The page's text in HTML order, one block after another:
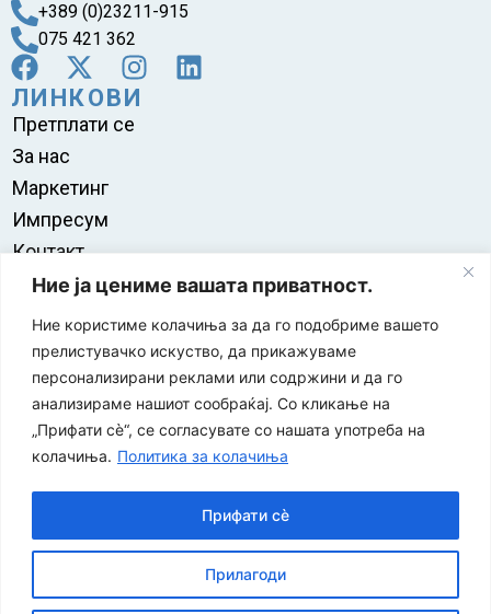
Ние ја цениме вашата приватност.
Ние користиме колачиња за да го подобриме вашето
прелистувачко искуство, да прикажуваме
персонализирани реклами или содржини и да го
анализираме нашиот сообраќај. Со кликање на
„Прифати сè“, се согласувате со нашата употреба на
колачиња. Политика за колачиња
Прилагоди
Прифати сè
+389 (0)23211-915
075 421 362
ЛИНКОВИ
Претплати се
За нас
Маркетинг
Импресум
Контакт
Правила на користење
за заштита на печатени медиуми